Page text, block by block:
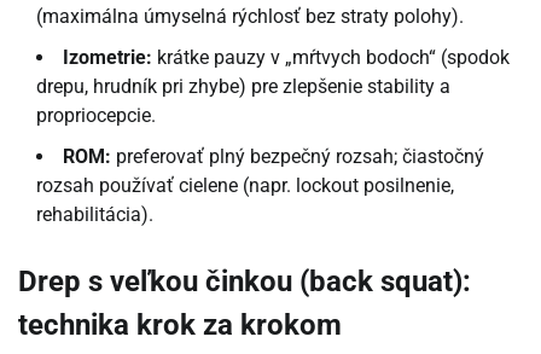
(maximálna úmyselná rýchlosť bez straty polohy).
Izometrie: krátke pauzy v „mŕtvych bodoch“ (spodok
drepu, hrudník pri zhybe) pre zlepšenie stability a
propriocepcie.
ROM: preferovať plný bezpečný rozsah; čiastočný
rozsah používať cielene (napr. lockout posilnenie,
rehabilitácia).
Drep s veľkou činkou (back squat):
technika krok za krokom